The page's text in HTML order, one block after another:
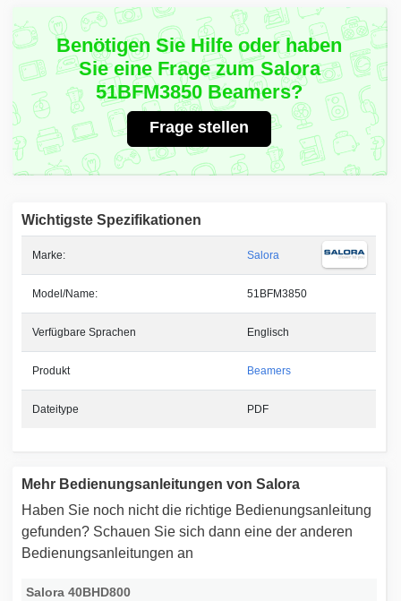
Benötigen Sie Hilfe oder haben
Sie eine Frage zum Salora
51BFM3850 Beamers?
Frage stellen
Wichtigste Spezifikationen
Marke: Salora
Model/Name: 51BFM3850
Verfügbare Sprachen Englisch
Produkt Beamers
Dateitype PDF
Mehr Bedienungsanleitungen von Salora
Haben Sie noch nicht die richtige Bedienungsanleitung
gefunden? Schauen Sie sich dann eine der anderen
Bedienungsanleitungen an
Salora 40BHD800